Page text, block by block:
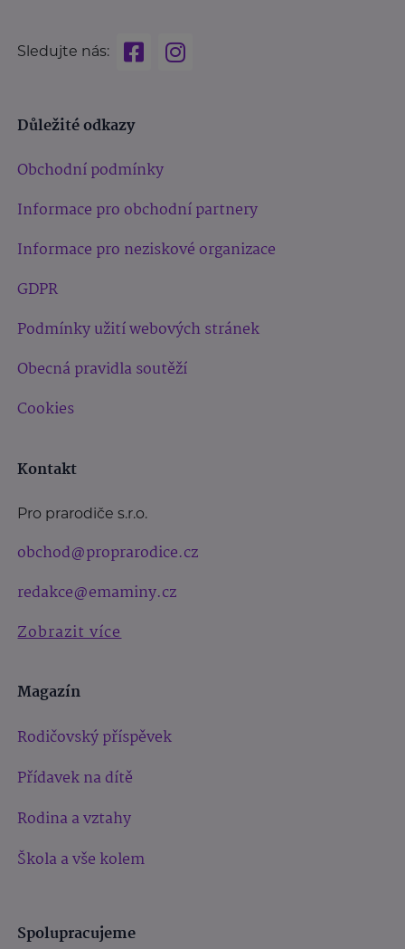
Sledujte nás:
Důležité odkazy
Obchodní podmínky
Informace pro obchodní partnery
Informace pro neziskové organizace
GDPR
Podmínky užití webových stránek
Obecná pravidla soutěží
Cookies
Kontakt
Pro prarodiče s.r.o.
obchod@proprarodice.cz
redakce@emaminy.cz
Zobrazit více
Magazín
Rodičovský příspěvek
Přídavek na dítě
Rodina a vztahy
Škola a vše kolem
Spolupracujeme